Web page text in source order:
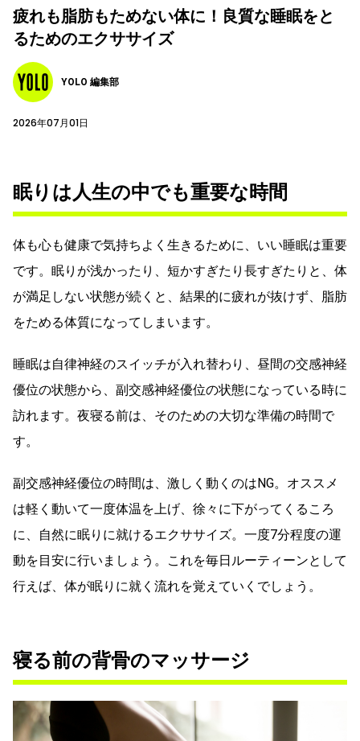
疲れも脂肪もためない体に！良質な睡眠をと
るためのエクササイズ
YOLO 編集部
2026年07月01日
眠りは人生の中でも重要な時間
体も心も健康で気持ちよく生きるために、いい睡眠は重要
です。眠りが浅かったり、短かすぎたり長すぎたりと、体
が満足しない状態が続くと、結果的に疲れが抜けず、脂肪
をためる体質になってしまいます。
睡眠は自律神経のスイッチが入れ替わり、昼間の交感神経
優位の状態から、副交感神経優位の状態になっている時に
訪れます。夜寝る前は、そのための大切な準備の時間で
す。
副交感神経優位の時間は、激しく動くのはNG。オススメ
は軽く動いて一度体温を上げ、徐々に下がってくるころ
に、自然に眠りに就けるエクササイズ。一度7分程度の運
動を目安に行いましょう。これを毎日ルーティーンとして
行えば、体が眠りに就く流れを覚えていくでしょう。
寝る前の背骨のマッサージ